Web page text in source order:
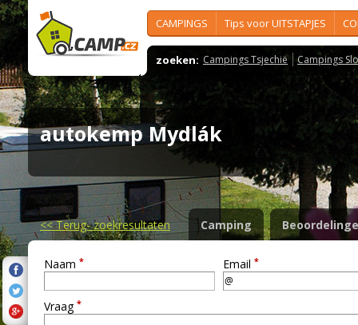
CAMPINGS Tips voor UITSTAPJES
zoeken: Campings Tsjechië Campings
autokemp Mydlák
<<Terug- zoekresultaten Camping
Naam * Email *
Vraag *